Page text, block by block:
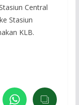
Central
Stasiun
KLB.